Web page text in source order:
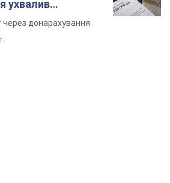
ухвалив
донарахування